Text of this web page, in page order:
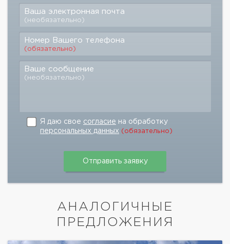
Ваша электронная почта
(необязательно)
Номер Вашего телефона
(обязательно)
Ваше сообщение
(необязательно)
Я даю свое согласие на обработку
персональных данных (обязательно)
АНАЛОГИЧНЫЕ
ПРЕДЛОЖЕНИЯ